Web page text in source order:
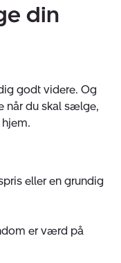
din
godt videre. Og
når du skal sælge,
eller en grundig
er værd på